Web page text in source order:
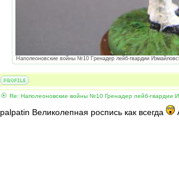
Наполеоновские войны №10 Гренадер лейб-гвардии
Re: Наполеоновские войны №10 Гренадер лейб-гвардии
palpatin Великолепная роспись как всегда